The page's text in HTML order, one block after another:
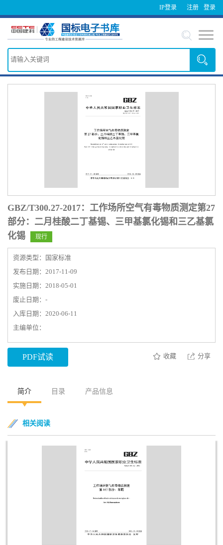
IP登录 登录
注册
GBZ/T300.27-2017：工作场所空气有毒物质测定第27
部分：二月桂酸二丁基锡、三甲基氯化锡和三乙基氯
化锡
现行
资源类型：国家标准
发布日期：2017-11-09
实施日期：2018-05-01
废止日期：-
入库日期：2020-06-11
主编单位：
PDF试读 收藏 分享
简介 目录 产品信息
相关阅读